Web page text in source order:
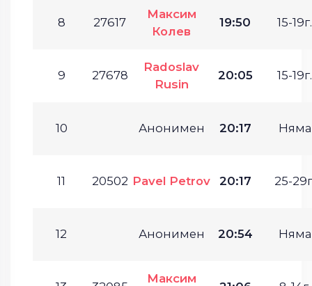
8 27617
Максим
Колев
19:50 15-19г.
9 27678
Radoslav
Rusin
20:05 15-19г.
10 Анонимен 20:17 Няма
11 20502 Pavel Petrov 20:17 25-
12 Анонимен 20:54 Няма
Максим